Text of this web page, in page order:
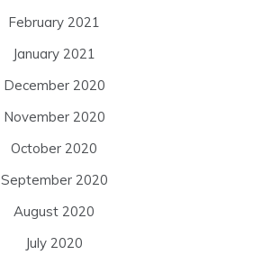
February 2021
January 2021
December 2020
November 2020
October 2020
September 2020
August 2020
July 2020